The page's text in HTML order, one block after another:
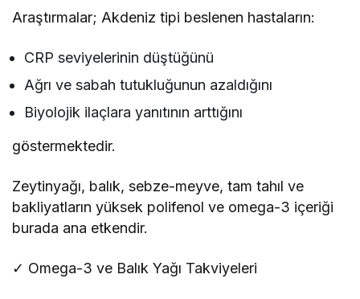
Araştırmalar; Akdeniz tipi beslenen hastaların:
CRP seviyelerinin düştüğünü
Ağrı ve sabah tutukluğunun azaldığını
Biyolojik ilaçlara yanıtının arttığını
göstermektedir.
Zeytinyağı, balık, sebze-meyve, tam tahıl ve
bakliyatların yüksek polifenol ve omega-3 içeriği
burada ana etkendir.
✓ Omega-3 ve Balık Yağı Takviyeleri